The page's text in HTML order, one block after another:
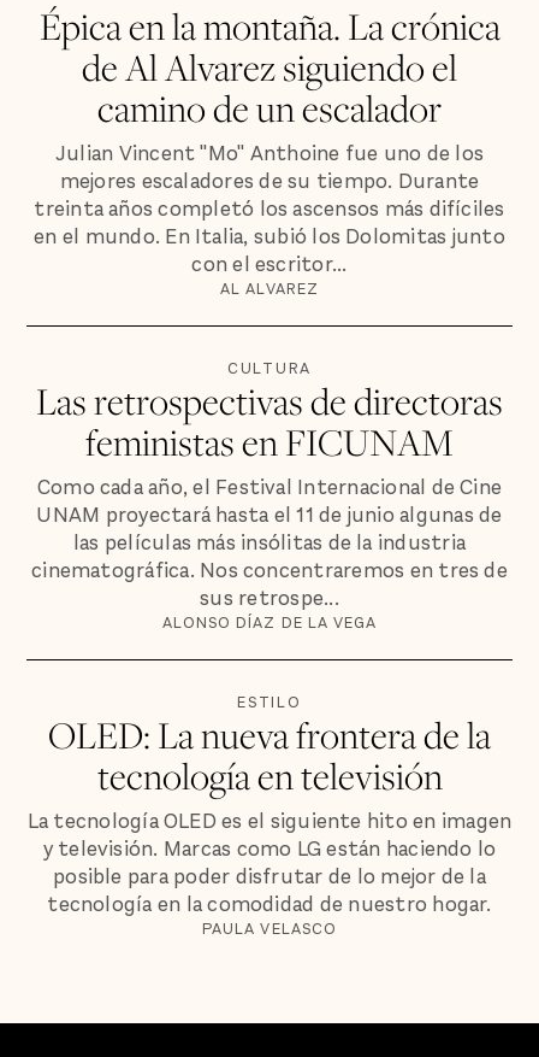
Épica en la montaña. La crónica
de Al Alvarez siguiendo el
camino de un escalador
Julian Vincent "Mo" Anthoine fue uno de los
mejores escaladores de su tiempo. Durante
treinta años completó los ascensos más difíciles
en el mundo. En Italia, subió los Dolomitas junto
con el escritor...
AL ALVAREZ
CULTURA
Las retrospectivas de directoras
feministas en FICUNAM
Como cada año, el Festival Internacional de Cine
UNAM proyectará hasta el 11 de junio algunas de
las películas más insólitas de la industria
cinematográfica. Nos concentraremos en tres de
sus retrospe...
ALONSO DÍAZ DE LA VEGA
ESTILO
OLED: La nueva frontera de la
tecnología en televisión
La tecnología OLED es el siguiente hito en imagen
y televisión. Marcas como LG están haciendo lo
posible para poder disfrutar de lo mejor de la
tecnología en la comodidad de nuestro hogar.
PAULA VELASCO